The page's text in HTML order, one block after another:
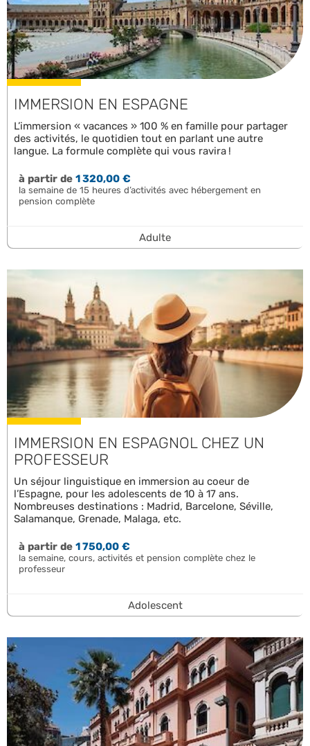
IMMERSION EN ESPAGNE
L’immersion « vacances » 100 % en famille pour partager
des activités, le quotidien tout en parlant une autre
langue. La formule complète qui vous ravira !
à partir de1 320,00 €
la semaine de 15 heures d’activités avec hébergement en
pension complète
Adulte
IMMERSION EN ESPAGNOL CHEZ UN
PROFESSEUR
Un séjour linguistique en immersion au coeur de
l’Espagne, pour les adolescents de 10 à 17 ans.
Nombreuses destinations : Madrid, Barcelone, Séville,
Salamanque, Grenade, Malaga, etc.
à partir de1 750,00 €
la semaine, cours, activités et pension complète chez le
professeur
Adolescent